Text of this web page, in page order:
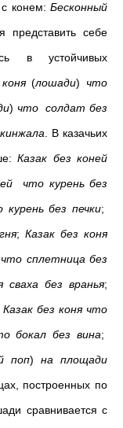
конем: Бесконный
представить себе
в устойчивых
(лошади) что
) что солдат без
. В казачьих
Казак без коней
что курень без
курень без печки;
; Казак без коня
сплетница без
сваха без вранья;
Казак без коня что
бокал без вина;
поп) на площади
построенных по
сравнивается с